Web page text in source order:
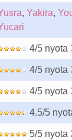
, Yakira,
4/5 nyota
4/5 nyota
4/5 nyota
4.5/5
5/5 nyota